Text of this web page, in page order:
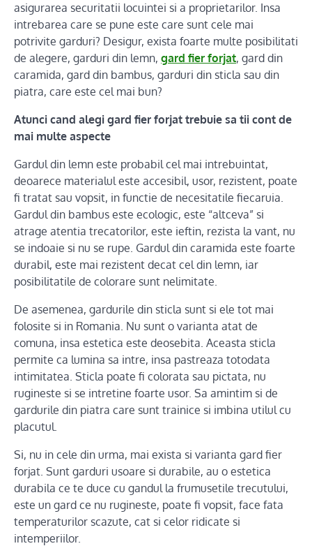
asigurarea securitatii locuintei si a proprietarilor. Insa
intrebarea care se pune este care sunt cele mai
potrivite garduri? Desigur, exista foarte multe posibilitati
de alegere, garduri din lemn, gard fier forjat, gard din
caramida, gard din bambus, garduri din sticla sau din
piatra, care este cel mai bun?
Atunci cand alegi gard fier forjat trebuie sa tii cont de
mai multe aspecte
Gardul din lemn este probabil cel mai intrebuintat,
deoarece materialul este accesibil, usor, rezistent, poate
fi tratat sau vopsit, in functie de necesitatile fiecaruia.
Gardul din bambus este ecologic, este “altceva” si
atrage atentia trecatorilor, este ieftin, rezista la vant, nu
se indoaie si nu se rupe. Gardul din caramida este foarte
durabil, este mai rezistent decat cel din lemn, iar
posibilitatile de colorare sunt nelimitate.
De asemenea, gardurile din sticla sunt si ele tot mai
folosite si in Romania. Nu sunt o varianta atat de
comuna, insa estetica este deosebita. Aceasta sticla
permite ca lumina sa intre, insa pastreaza totodata
intimitatea. Sticla poate fi colorata sau pictata, nu
rugineste si se intretine foarte usor. Sa amintim si de
gardurile din piatra care sunt trainice si imbina utilul cu
placutul.
Si, nu in cele din urma, mai exista si varianta gard fier
forjat. Sunt garduri usoare si durabile, au o estetica
durabila ce te duce cu gandul la frumusetile trecutului,
este un gard ce nu rugineste, poate fi vopsit, face fata
temperaturilor scazute, cat si celor ridicate si
intemperiilor.